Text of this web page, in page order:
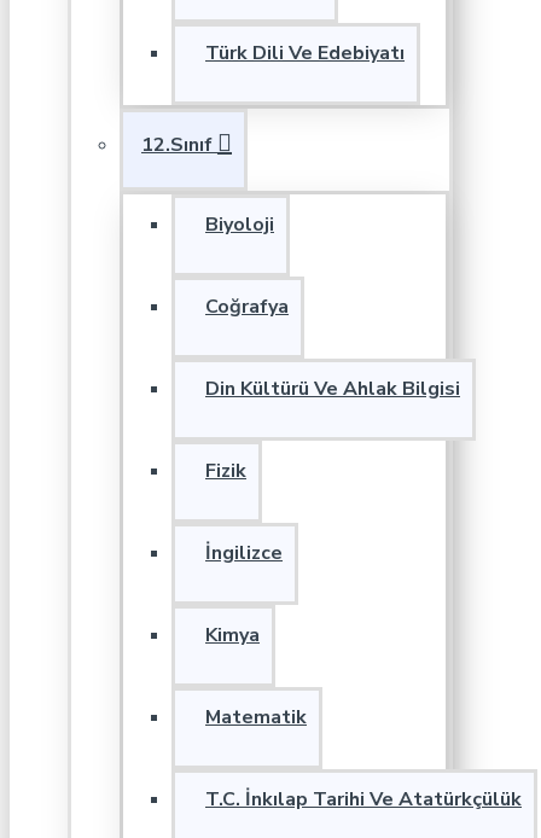
Türk Dili Ve Edebiyatı
12.Sınıf
Biyoloji
Coğrafya
Din Kültürü Ve Ahlak Bilgisi
Fizik
İngilizce
Kimya
Matematik
T.C. İnkılap Tarihi Ve Atatürkçülük